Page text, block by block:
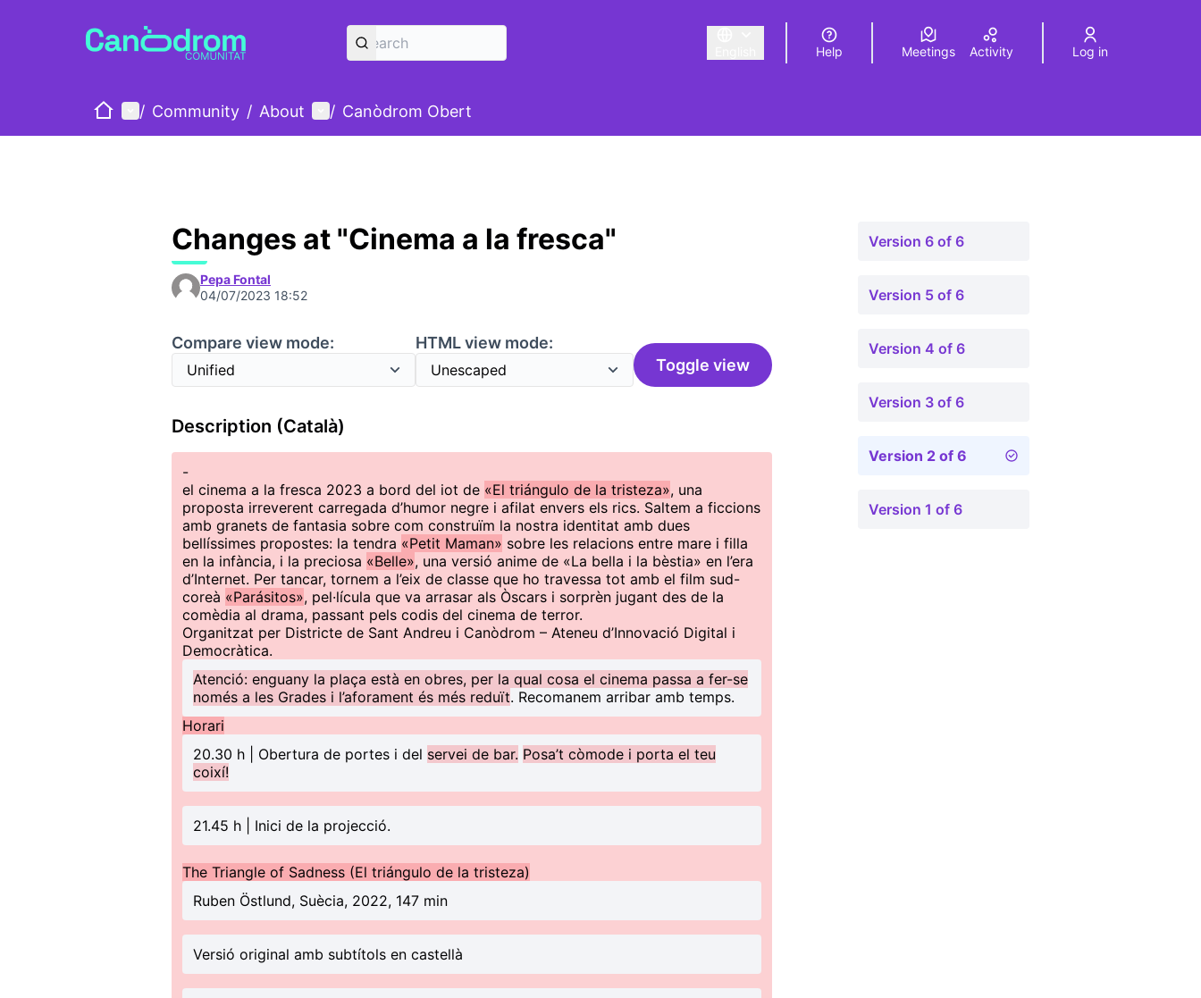
Triar la llengua Elegir el idiomaChoose language
Help Meetings Activity Log in
HomeMain menu
/ Community / About User menu
/ Canòdrom Obert
Changes at "Cinema a la fresca"
Pepa Fontal
04/07/2023 18:52
Compare view mode:
HTML view mode:
Toggle view
Description (Català)
-
el cinema a la fresca 2023 a bord del iot de «El triángulo de la tristeza», una
proposta irreverent carregada d’humor negre i afilat envers els rics. Saltem a ficcions
amb granets de fantasia sobre com construïm la nostra identitat amb dues
bellíssimes propostes: la tendra «Petit Maman» sobre les relacions entre mare i filla
en la infància, i la preciosa «Belle», una versió anime de «La bella i la bèstia» en l’era
d’Internet. Per tancar, tornem a l’eix de classe que ho travessa tot amb el film sud-
coreà «Parásitos», pel·lícula que va arrasar als Òscars i sorprèn jugant des de la
comèdia al drama, passant pels codis del cinema de terror.
Organitzat per Districte de Sant Andreu i Canòdrom – Ateneu d’Innovació Digital i
Democràtica.
Atenció: enguany la plaça està en obres, per la qual cosa el cinema passa a fer-se
només a les Grades i l’aforament és més reduït. Recomanem arribar amb temps.
Horari
20.30 h | Obertura de portes i del servei de bar. Posa’t còmode i porta el teu
coixí!
21.45 h | Inici de la projecció.
The Triangle of Sadness (El triángulo de la tristeza)
Ruben Östlund, Suècia, 2022, 147 min
Versió original amb subtítols en castellà
Version 6 of 6
Version 5 of 6
Version 4 of 6
Version 3 of 6
Version 2 of 6
Version 1 of 6